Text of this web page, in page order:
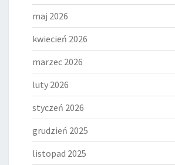
maj 2026
kwiecień 2026
marzec 2026
luty 2026
styczeń 2026
grudzień 2025
listopad 2025